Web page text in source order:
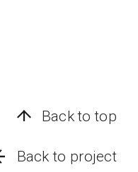
Back to top
Back to project